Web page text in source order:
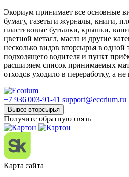
Экориум принимает все основные
бумагу, газеты и журналы, книги,
пластиковые бутылки, крышки,
цветной металл, масла и другие
несколько видов вторсырья в одной
подходящего водителя и пункт
расширяем список принимаемых
отходов уходило в переработку, а
+7 936 003-91-41 support@ecorium.ru
Вывоз вторсырья
Получите обратную связь
Карта сайта